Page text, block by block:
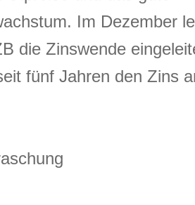
Im Dezember
die Zinswende
fünf Jahren den Zins